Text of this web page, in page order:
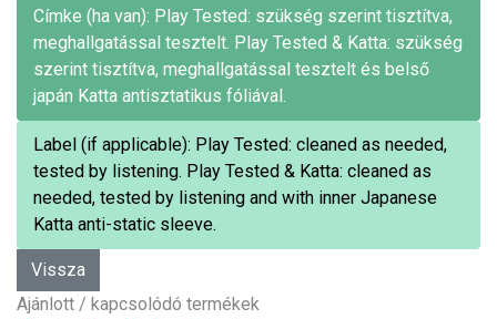
Címke (ha van): Play Tested: szükség szerint tisztítva,
meghallgatással tesztelt. Play Tested & Katta: szükség
szerint tisztítva, meghallgatással tesztelt és belső
japán Katta antisztatikus fóliával.
Label (if applicable): Play Tested: cleaned as needed,
tested by listening. Play Tested & Katta: cleaned as
needed, tested by listening and with inner Japanese
Katta anti-static sleeve.
Ajánlott / kapcsolódó termékek